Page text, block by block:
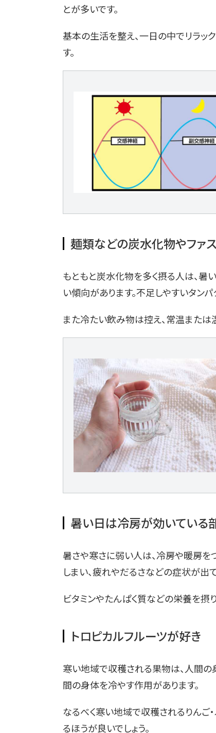
とが多いです。
基本の生活を整え、一日の中でリラッ
す。
麺類などの炭水化物やファ
もともと炭水化物を多く摂る人は、
い傾向があります。不足しやすいタン
また冷たい飲み物は控え、常温または
暑い日は冷房が効いている
暑さや寒さに弱い人は、冷房や暖房
しまい、疲れやだるさなどの症状が出
ビタミンやたんぱく質などの栄養を摂
トロピカルフルーツが好き
寒い地域で収穫される果物は、人間
間の身体を冷やす作用があります。
なるべく寒い地域で収穫されるりんご
るほうが良いでしょう。